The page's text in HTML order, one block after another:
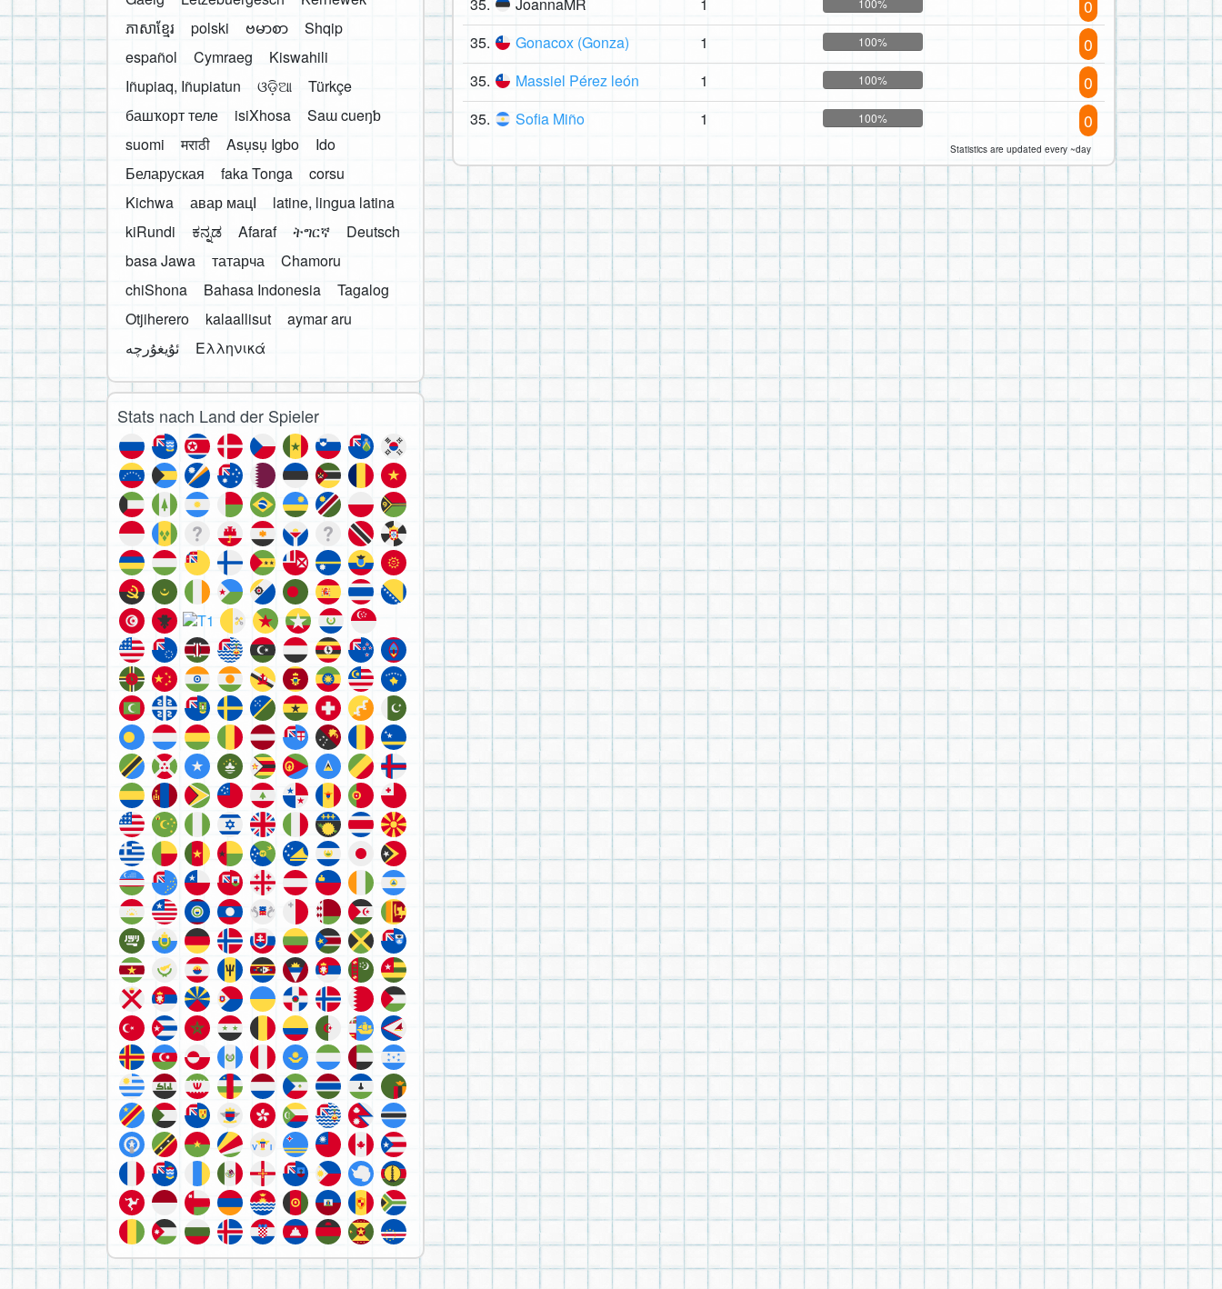
35. JoannaMR 1 100% 0
35. Gonacox (Gonza) 1 100% 0
35. Massiel Pérez león 1 100% 0
35. Sofia Miño 1 100% 0
Statistics are updated every ~day
ភាសាខ្មែរ
polski ဗမာစာ
Shqip
español
Cymraeg
Kiswahili
Iñupiaq, Iñupiatun
ଓଡ଼ିଆ
Türkçe
башҡорт теле
isiXhosa
Saɯ cueŋƅ
suomi
मराठी Asụsụ Igbo
Ido
Беларуская
faka Tonga
corsu
Kichwa
авар мацӀ
latine, lingua latina
kiRundi
ಕನ್ನಡ Afaraf ትግርኛ
Deutsch
basa Jawa
татарча
Chamoru
chiShona
Bahasa Indonesia
Tagalog
Otjiherero
kalaallisut
aymar aru
Ελληνικά
Stats nach Land der Spieler